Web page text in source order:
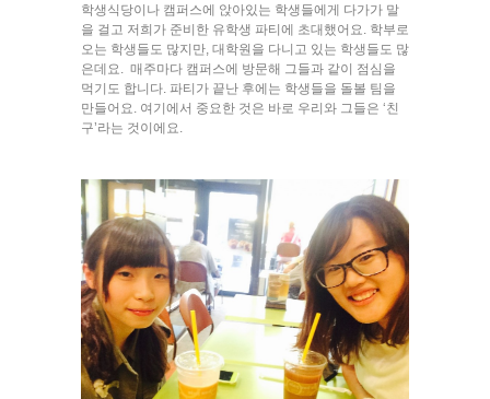
학생식당이나 캠퍼스에 앉아있는 학생들에게 다가가 말
을 걸고 저희가 준비한 유학생 파티에 초대했어요. 학부로
오는 학생들도 많지만, 대학원을 다니고 있는 학생들도 많
은데요. 매주마다 캠퍼스에 방문해 그들과 같이 점심을
먹기도 합니다. 파티가 끝난 후에는 학생들을 돌볼 팀을
만들어요. 여기에서 중요한 것은 바로 우리와 그들은 ‘친
구’라는 것이에요.